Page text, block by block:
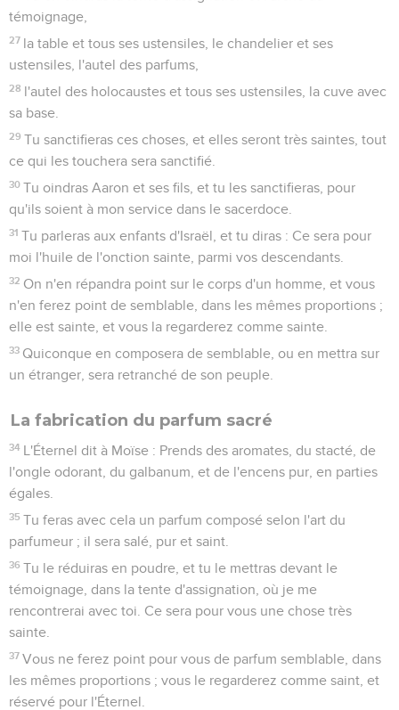
témoignage,
27 la table et tous ses ustensiles, le chandelier et ses
ustensiles, l'autel des parfums,
28 l'autel des holocaustes et tous ses ustensiles, la cuve avec
sa base.
29 Tu sanctifieras ces choses, et elles seront très saintes, tout
ce qui les touchera sera sanctifié.
30 Tu oindras Aaron et ses fils, et tu les sanctifieras, pour
qu'ils soient à mon service dans le sacerdoce.
31 Tu parleras aux enfants d'Israël, et tu diras : Ce sera pour
moi l'huile de l'onction sainte, parmi vos descendants.
32 On n'en répandra point sur le corps d'un homme, et vous
n'en ferez point de semblable, dans les mêmes proportions ;
elle est sainte, et vous la regarderez comme sainte.
33 Quiconque en composera de semblable, ou en mettra sur
un étranger, sera retranché de son peuple.
La fabrication du parfum sacré
34 L'Éternel dit à Moïse : Prends des aromates, du stacté, de
l'ongle odorant, du galbanum, et de l'encens pur, en parties
égales.
35 Tu feras avec cela un parfum composé selon l'art du
parfumeur ; il sera salé, pur et saint.
36 Tu le réduiras en poudre, et tu le mettras devant le
témoignage, dans la tente d'assignation, où je me
rencontrerai avec toi. Ce sera pour vous une chose très
sainte.
37 Vous ne ferez point pour vous de parfum semblable, dans
les mêmes proportions ; vous le regarderez comme saint, et
réservé pour l'Éternel.